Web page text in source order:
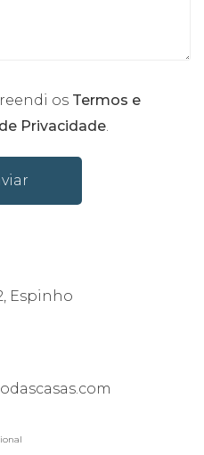
os Termos e
Privacidade
Espinho